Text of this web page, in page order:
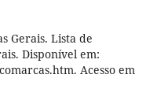
Gerais. Lista de
Disponível em:
Acesso em